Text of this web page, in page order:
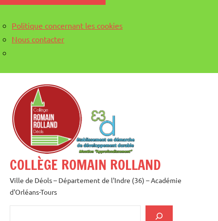
Politique concernant les cookies
Nous contacter
contenu
COLLÈGE ROMAIN ROLLAND
Ville de Déols – Département de l'Indre (36) – Académie
d'Orléans-Tours